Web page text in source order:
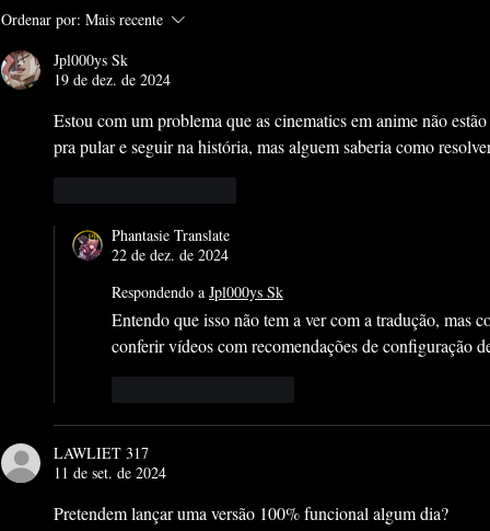
PERSONA 3: A SÉRIE EM
MANGÁ CHAPITRE UN
Ordenar por: Mais recente
Jpl000ys Sk
19 de dez. de 2024
Estou com um problema que as cinematics em anime não
pra pular e seguir na história, mas alguem saberia como
Phantasie Translate
22 de dez. de 2024
Respondendo a Jpl000ys Sk
Entendo que isso não tem a ver com a tradução, mas
conferir vídeos com recomendações de configuração
LAWLIET 317
11 de set. de 2024
Pretendem lançar uma versão 100% funcional algum dia?